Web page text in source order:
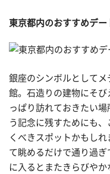
東京都内のおすすめデ
銀座のシンボルとして
館。石造りの建物にそ
っぱり訪れておきたい
う記念に残すためにも
くべきスポットかもし
て眺めるだけで通り過
に入るとまたきらびや